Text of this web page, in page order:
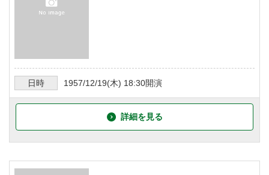
日時 1957/12/19(木) 18:30開演
詳細を見る